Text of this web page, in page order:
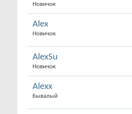
Новичок
Alex
Новичок
AlexSu
Новичок
Alexx
Бывалый